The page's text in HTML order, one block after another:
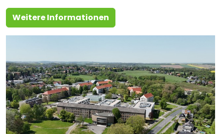
Weitere Informationen